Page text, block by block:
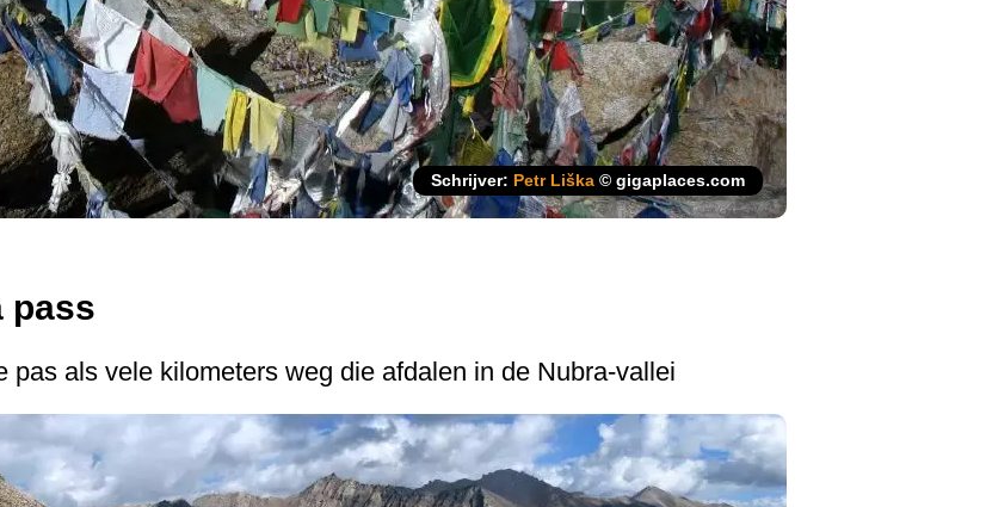
Schrijver: Petr Liška © gigaplaces.com
pass
pas als vele kilometers weg die afdalen in de Nubra-vallei